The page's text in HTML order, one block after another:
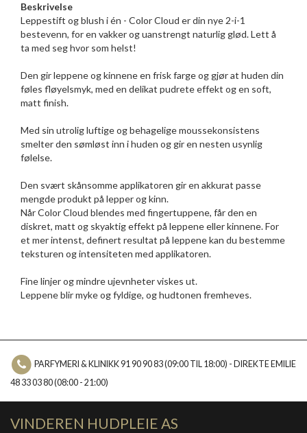
Beskrivelse
Leppestift og blush i én - Color Cloud er din nye 2-i-1
bestevenn, for en vakker og uanstrengt naturlig glød. Lett å
ta med seg hvor som helst!
Den gir leppene og kinnene en frisk farge og gjør at huden din
føles fløyelsmyk, med en delikat pudrete effekt og en soft,
matt finish.
Med sin utrolig luftige og behagelige moussekonsistens
smelter den sømløst inn i huden og gir en nesten usynlig
følelse.
Den svært skånsomme applikatoren gir en akkurat passe
mengde produkt på lepper og kinn.
Når Color Cloud blendes med fingertuppene, får den en
diskret, matt og skyaktig effekt på leppene eller kinnene. For
et mer intenst, definert resultat på leppene kan du bestemme
teksturen og intensiteten med applikatoren.
Fine linjer og mindre ujevnheter viskes ut.
Leppene blir myke og fyldige, og hudtonen fremheves.
PARFYMERI & KLINIKK 91 90 90 83 (09:00 TIL 18:00) - DIREKTE EMILIE
48 33 03 80 (08:00 - 21:00)
VINDEREN HUDPLEIE AS